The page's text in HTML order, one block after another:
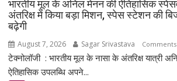
भारतीय मूल के अनिल मेनन की ऐतिहासिक
अंतरिक्ष में किया बड़ा मिशन, स्पेस स्टेशन की
बढ़ेगी
August 7, 2026 Sagar Srivastava
टेक्नोलॉजी : भारतीय मूल के नासा के अंतरिक्ष यात्री
ऐतिहासिक उपलब्धि अपने...